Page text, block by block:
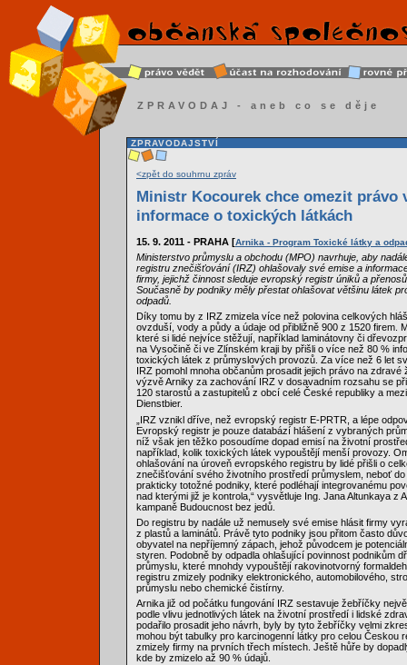
ZPRAVODAJ - aneb co se děje
ZPRAVODAJSTVÍ
<zpět do souhrnu zpráv
Ministr Kocourek chce omezit právo
informace o toxických látkách
15. 9. 2011 - PRAHA [Arnika - Program Toxické látky a
Ministerstvo průmyslu a obchodu (MPO) navrhuje, aby
registru znečišťování (IRZ) ohlašovaly své emise a
firmy, jejichž činnost sleduje evropský registr úniků a
Současně by podniky měly přestat ohlašovat většinu látek
odpadů.
Díky tomu by z IRZ zmizela více než polovina celkových
ovzduší, vody a půdy a údaje od přibližně 900 z 1520 firem.
které si lidé nejvíce stěžují, například laminátovny či
na Vysočině či ve Zlínském kraji by přišli o více než 80 %
toxických látek z průmyslových provozů. Za více než 6 let
IRZ pomohl mnoha občanům prosadit jejich právo na
výzvě Arniky za zachování IRZ v dosavadním rozsahu se
120 starostů a zastupitelů z obcí celé České republiky a
Dienstbier.
„IRZ vznikl dříve, než evropský registr E-PRTR, a lépe
Evropský registr je pouze databází hlášení z vybraných
níž však jen těžko posoudíme dopad emisí na životní
například, kolik toxických látek vypouštějí menší provozy.
ohlašování na úroveň evropského registru by lidé přišli o
znečišťování svého životního prostředí průmyslem, neboť
prakticky totožné podniky, které podléhají integrovanému
nad kterými již je kontrola,“ vysvětluje Ing. Jana Altunkaya z
kampaně Budoucnost bez jedů.
Do registru by nadále už nemusely své emise hlásit firmy
z plastů a laminátů. Právě tyto podniky jsou přitom často
obyvatel na nepříjemný zápach, jehož původcem je
styren. Podobně by odpadla ohlašující povinnost podnikům
průmyslu, které mnohdy vypouštějí rakovinotvorný
registru zmizely podniky elektronického, automobilového,
průmyslu nebo chemické čistírny.
Arnika již od počátku fungování IRZ sestavuje žebříčky
podle vlivu jednotlivých látek na životní prostředí i lidské
podařilo prosadit jeho návrh, byly by tyto žebříčky velmi
mohou být tabulky pro karcinogenní látky pro celou Českou
zmizely firmy na prvních třech místech. Ještě hůře by
kde by zmizelo až 90 % údajů.